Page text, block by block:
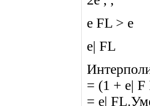
е FL > е
е| FL
= (1 + е| F
= е|